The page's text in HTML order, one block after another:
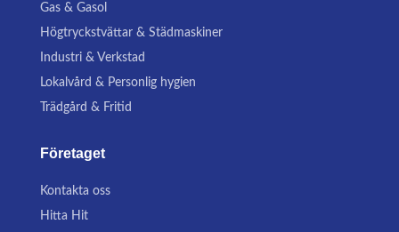
Gas & Gasol
Högtryckstvättar & Städmaskiner
Industri & Verkstad
Lokalvård & Personlig hygien
Trädgård & Fritid
Företaget
Kontakta oss
Hitta Hit